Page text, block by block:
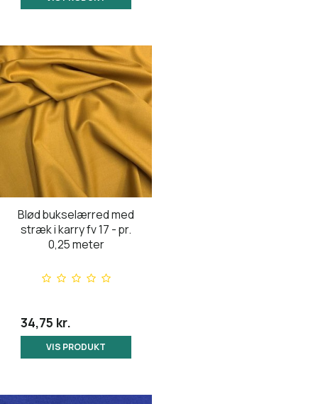
Blød bukselærred med
stræk i karry fv 17 - pr.
0,25 meter
34,75 kr.
VIS PRODUKT